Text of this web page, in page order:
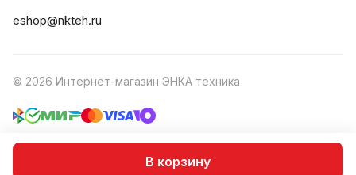
В корзину
eshop@nkteh.ru
© 2026 Интернет-магазин ЭНКА техника